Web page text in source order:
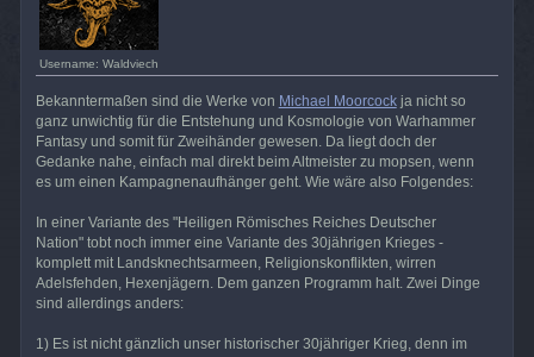
Username: Waldviech
Bekanntermaßen sind die Werke von Michael Moorcockja nicht so
ganz unwichtig für die Entstehung und Kosmologie von Warhammer
Fantasy und somit für Zweihänder gewesen. Da liegt doch der
Gedanke nahe, einfach mal direkt beim Altmeister zu mopsen, wenn
es um einen Kampagnenaufhänger geht. Wie wäre also Folgendes:
In einer Variante des "Heiligen Römisches Reiches Deutscher
Nation" tobt noch immer eine Variante des 30jährigen Krieges -
komplett mit Landsknechtsarmeen, Religionskonflikten, wirren
Adelsfehden, Hexenjägern. Dem ganzen Programm halt. Zwei Dinge
sind allerdings anders:
1) Es ist nicht gänzlich unser historischer 30jähriger Krieg, denn im